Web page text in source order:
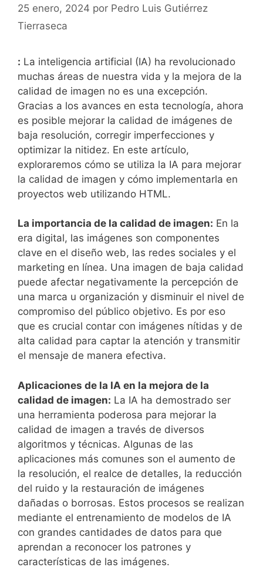
25 enero, 2024 por Pedro Luis Gutiérrez
Tierraseca
: La inteligencia artificial (IA) ha revolucionado
muchas áreas de nuestra vida ⁤y la mejora⁢ de​ la
calidad de imagen no es una excepción.
Gracias a los avances en esta tecnología, ahora‌
es posible ⁣mejorar‌ la calidad de imágenes de
⁤baja resolución, corregir ⁣imperfecciones y
optimizar la nitidez. En este artículo,
exploraremos cómo ⁤se utiliza la IA​ para mejorar
la calidad de imagen y cómo implementarla en
proyectos web utilizando HTML.
La importancia de la ‌calidad de imagen: En la
era digital, ⁤las imágenes son componentes
clave en el diseño web,⁢ las redes sociales ⁢y el​
marketing en línea. Una​ imagen de baja calidad
puede afectar negativamente la percepción de
una marca u ​organización ​y disminuir el nivel de
compromiso​ del ⁤público objetivo. Es por eso
que es crucial contar con imágenes⁤ nítidas y de
alta calidad para captar la atención y transmitir
el mensaje de manera efectiva.
Aplicaciones de la IA en la mejora de la
calidad de ⁢imagen: La IA ha demostrado ⁢ser
una herramienta poderosa para mejorar la
calidad de imagen ⁣a través de diversos
algoritmos ⁣y técnicas. Algunas de las
aplicaciones más comunes son el aumento de
la resolución,​ el realce de detalles, la reducción
del ruido y la restauración de imágenes
dañadas o borrosas. Estos ⁤procesos⁢ se realizan
mediante el ‌entrenamiento de modelos de IA
con grandes ⁤cantidades de datos para que
aprendan a reconocer los patrones‍ y
características de las imágenes.